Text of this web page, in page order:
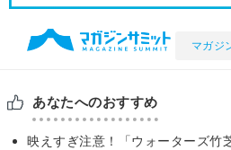
マガジ
あなたへのおすすめ
映えすぎ注意！「ウォーターズ竹